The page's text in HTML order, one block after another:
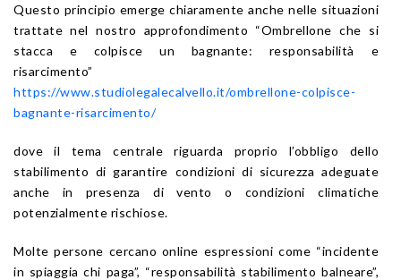
Questo principio emerge chiaramente anche nelle situazioni
trattate nel nostro approfondimento “Ombrellone che si
stacca e colpisce un bagnante: responsabilità e
risarcimento”
https://www.studiolegalecalvello.it/ombrellone-colpisce-
bagnante-risarcimento/
dove il tema centrale riguarda proprio l’obbligo dello
stabilimento di garantire condizioni di sicurezza adeguate
anche in presenza di vento o condizioni climatiche
potenzialmente rischiose.
Molte persone cercano online espressioni come “incidente
in spiaggia chi paga”, “responsabilità stabilimento balneare”,